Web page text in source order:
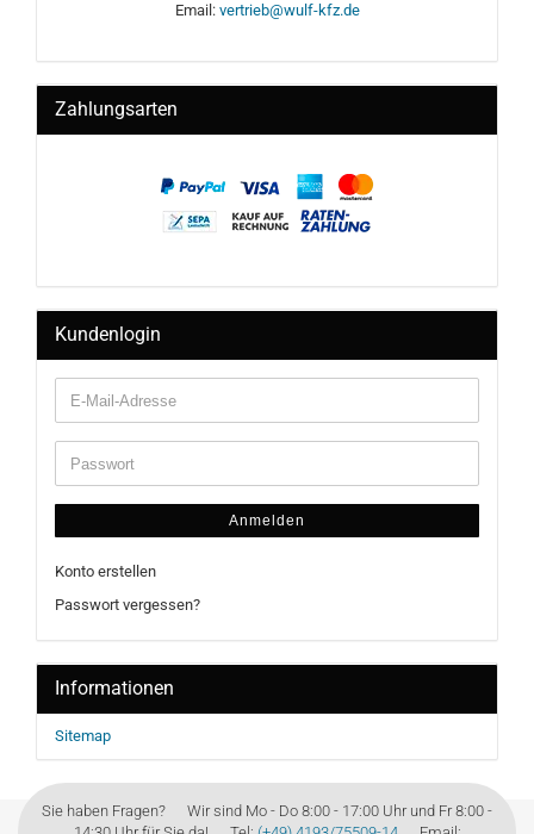
Email: vertrieb@wulf-kfz.de
Zahlungsarten
Kundenlogin
Anmelden
Konto erstellen
Passwort vergessen?
Informationen
Sitemap
Sie haben Fragen? Wir sind Mo - Do 8:00 - 17:00 Uhr und Fr 8:00 -